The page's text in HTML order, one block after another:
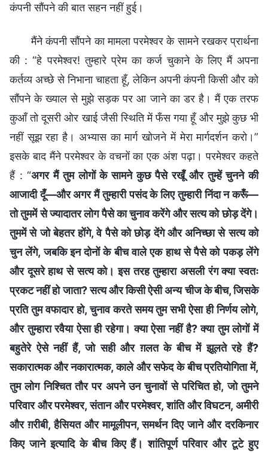
कंपनी सौंपने की बात सहन नहीं हुई।
मैंने कंपनी सौंपने का मामला परमेश्वर के सामने रखकर प्रार्थना
की : “हे परमेश्वर! तुम्हारे प्रेम का कर्ज चुकाने के लिए मैं अपना
कर्तव्य अच्छे से निभाना चाहता हूँ, लेकिन अपनी कंपनी किसी और को
सौंपने के ख्याल से मुझे सड़क पर आ जाने का डर है। मैं एक तरफ
कुआँ तो दूसरी ओर खाई जैसी स्थिति में फँस गया हूँ और मुझे कुछ भी
नहीं सूझ रहा है। अभ्यास का मार्ग खोजने में मेरा मार्गदर्शन करो।”
इसके बाद मैंने परमेश्वर के वचनों का एक अंश पढ़ा। परमेश्वर कहते
हैं : “अगर मैं तुम लोगों के सामने कुछ पैसे रखूँ और तुम्हें चुनने की
आजादी दूँ—और अगर मैं तुम्हारी पसंद के लिए तुम्हारी निंदा न करूँ—
तो तुममें से ज्यादातर लोग पैसे का चुनाव करेंगे और सत्य को छोड़ देंगे।
तुममें से जो बेहतर होंगे, वे पैसे को छोड़ देंगे और अनिच्छा से सत्य को
चुन लेंगे, जबकि इन दोनों के बीच वाले एक हाथ से पैसे को पकड़ लेंगे
और दूसरे हाथ से सत्य को। इस तरह तुम्हारा असली रंग क्या स्वतः
प्रकट नहीं हो जाता? सत्य और किसी ऐसी अन्य चीज के बीच, जिसके
प्रति तुम वफादार हो, चुनाव करते समय तुम सभी ऐसा ही निर्णय लोगे,
और तुम्हारा रवैया ऐसा ही रहेगा। क्या ऐसा नहीं है? क्या तुम लोगों में
बहुतेरे ऐसे नहीं हैं, जो सही और ग़लत के बीच में झूलते रहे हैं?
सकारात्मक और नकारात्मक, काले और सफेद के बीच प्रतियोगिता में,
तुम लोग निश्चित तौर पर अपने उन चुनावों से परिचित हो, जो तुमने
परिवार और परमेश्वर, संतान और परमेश्वर, शांति और विघटन, अमीरी
और ग़रीबी, हैसियत और मामूलीपन, समर्थन दिए जाने और दरकिनार
किए जाने इत्यादि के बीच किए हैं। शांतिपूर्ण परिवार और टूटे हुए